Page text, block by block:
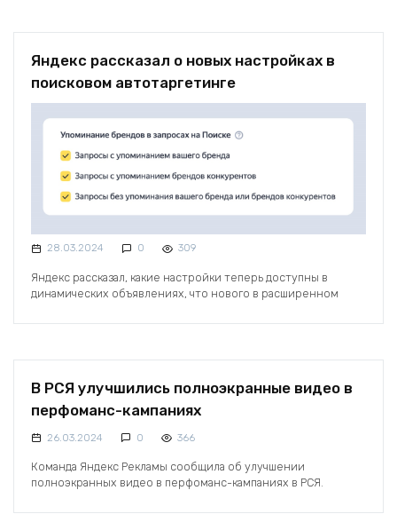
Яндекс рассказал о новых настройках в
поисковом автотаргетинге
28.03.2024 0 309
Яндекс рассказал, какие настройки теперь доступны в
динамических объявлениях, что нового в расширенном
В РСЯ улучшились полноэкранные видео в
перфоманс-кампаниях
26.03.2024 0 366
Команда Яндекс Рекламы сообщила об улучшении
полноэкранных видео в перфоманс-кампаниях в РСЯ.